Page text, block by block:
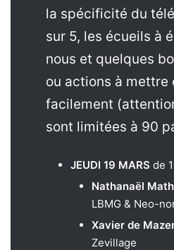
la spécificité du
sur 5, les écueils à
nous et quelques
ou actions à mettre
facilement
sont limitées à 90
JEUDI 19 MARS de
Nathanaël
LBMG & Neo-
Xavier de
Zevillage